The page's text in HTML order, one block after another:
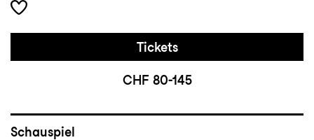
Tickets
CHF 80-145
Schauspiel